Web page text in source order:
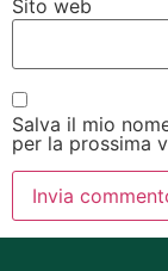
Sito web
Salva il mio
per la prossima